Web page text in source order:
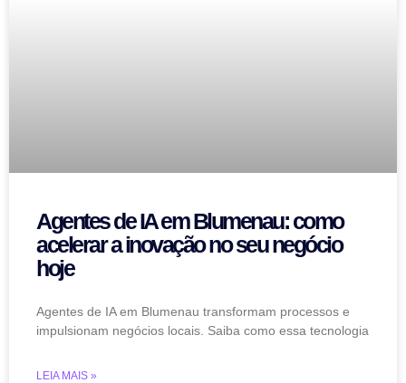
Agentes de IA em Blumenau: como
acelerar a inovação no seu negócio
hoje
Agentes de IA em Blumenau transformam processos e
impulsionam negócios locais. Saiba como essa tecnologia
LEIA MAIS »